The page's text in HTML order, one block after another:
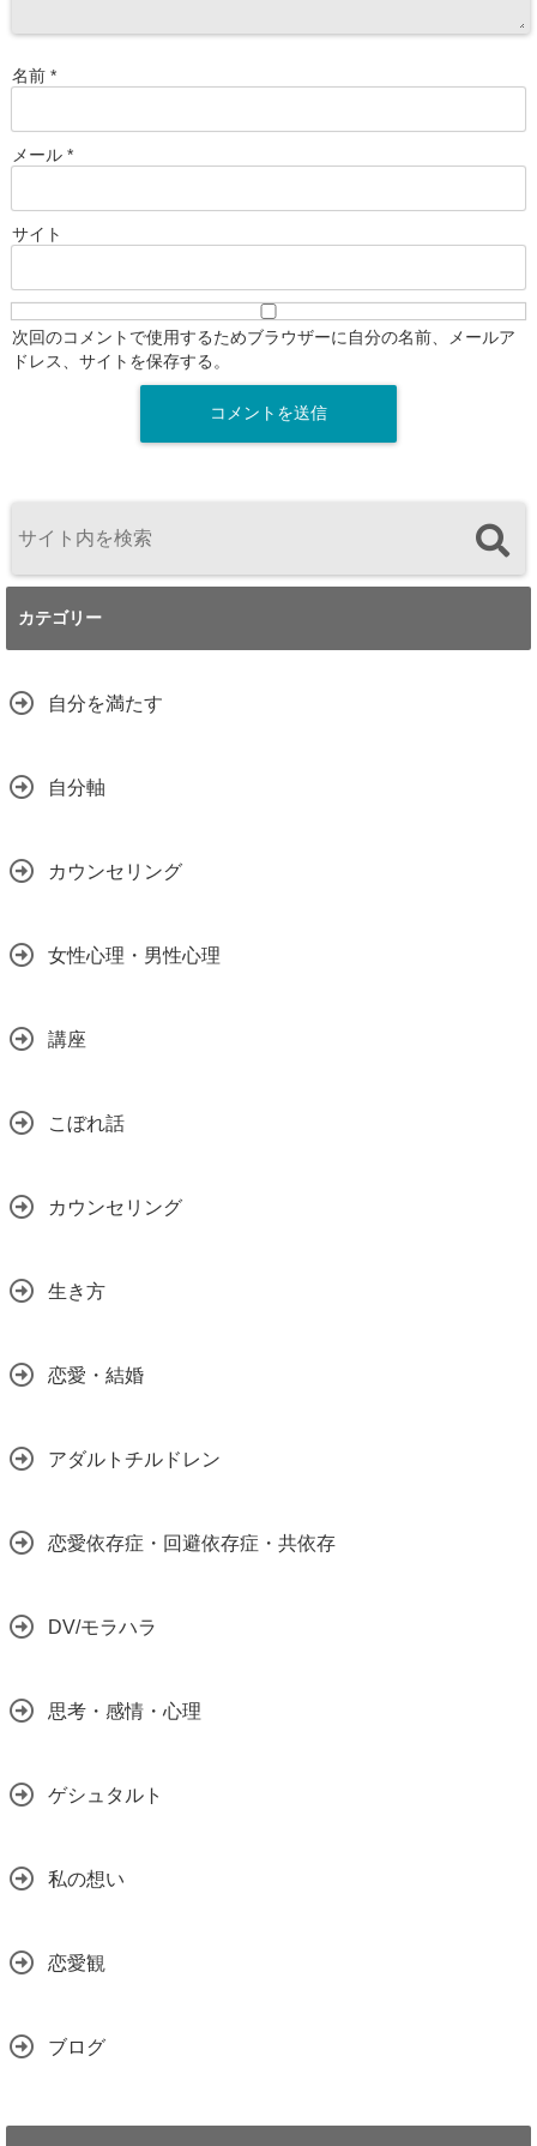
名前 *
メール *
サイト
次回のコメントで使用するためブラウザーに自分の名前、メールア
ドレス、サイトを保存する。
カテゴリー
自分を満たす
自分軸
カウンセリング
女性心理・男性心理
講座
こぼれ話
カウンセリング
生き方
恋愛・結婚
アダルトチルドレン
恋愛依存症・回避依存症・共依存
DV/モラハラ
思考・感情・心理
ゲシュタルト
私の想い
恋愛観
ブログ